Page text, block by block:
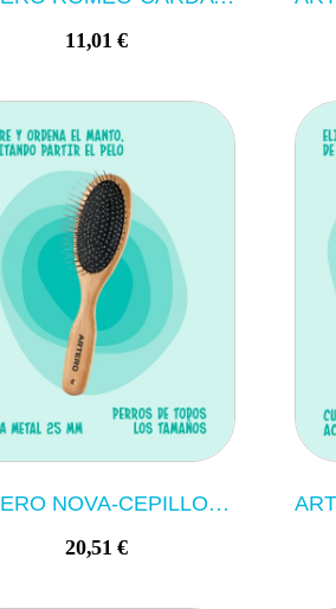
11,01 €
ARTERO NOVA-CEPILLO PUA MANTEQUILLA L
20,51 €